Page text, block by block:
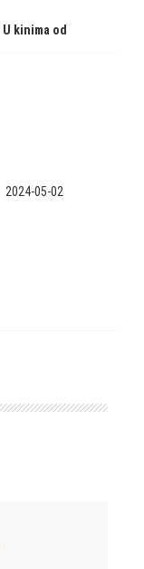
U kinima od
2024-05-02